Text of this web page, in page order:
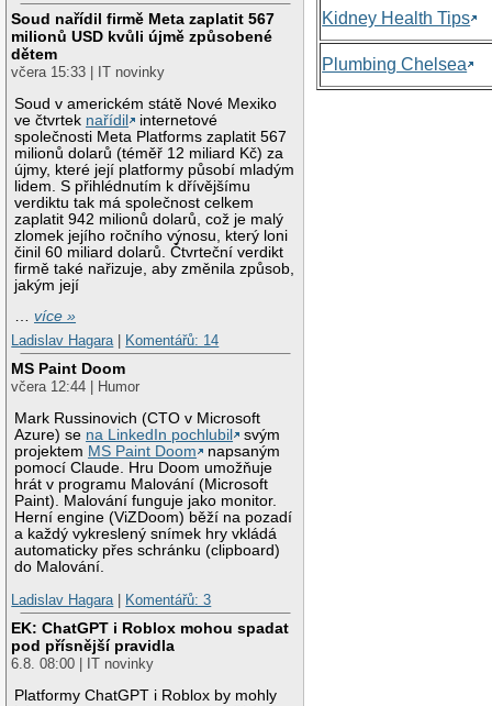
Soud nařídil firmě Meta zaplatit 567
milionů USD kvůli újmě způsobené
dětem
včera 15:33 | IT novinky
Soud v americkém státě Nové Mexiko
ve čtvrtek nařídil
internetové
společnosti Meta Platforms zaplatit 567
milionů dolarů (téměř 12 miliard Kč) za
újmy, které její platformy působí mladým
lidem. S přihlédnutím k dřívějšímu
verdiktu tak má společnost celkem
zaplatit 942 milionů dolarů, což je malý
zlomek jejího ročního výnosu, který loni
činil 60 miliard dolarů. Čtvrteční verdikt
firmě také nařizuje, aby změnila způsob,
jakým její
…více »
Ladislav Hagara
Komentářů: 14
MS Paint Doom
včera 12:44 | Humor
Mark Russinovich (CTO v Microsoft
Azure) se na LinkedIn pochlubil
svým
projektem MS Paint Doom
napsaným
pomocí Claude. Hru Doom umožňuje
hrát v programu Malování (Microsoft
Paint). Malování funguje jako monitor.
Herní engine (ViZDoom) běží na pozadí
a každý vykreslený snímek hry vkládá
automaticky přes schránku (clipboard)
do Malování.
Ladislav Hagara
Komentářů: 3
EK: ChatGPT i Roblox mohou spadat
pod přísnější pravidla
6.8. 08:00 | IT novinky
Platformy ChatGPT i Roblox by mohly
Kidney Health Tips
Plumbing Chelsea